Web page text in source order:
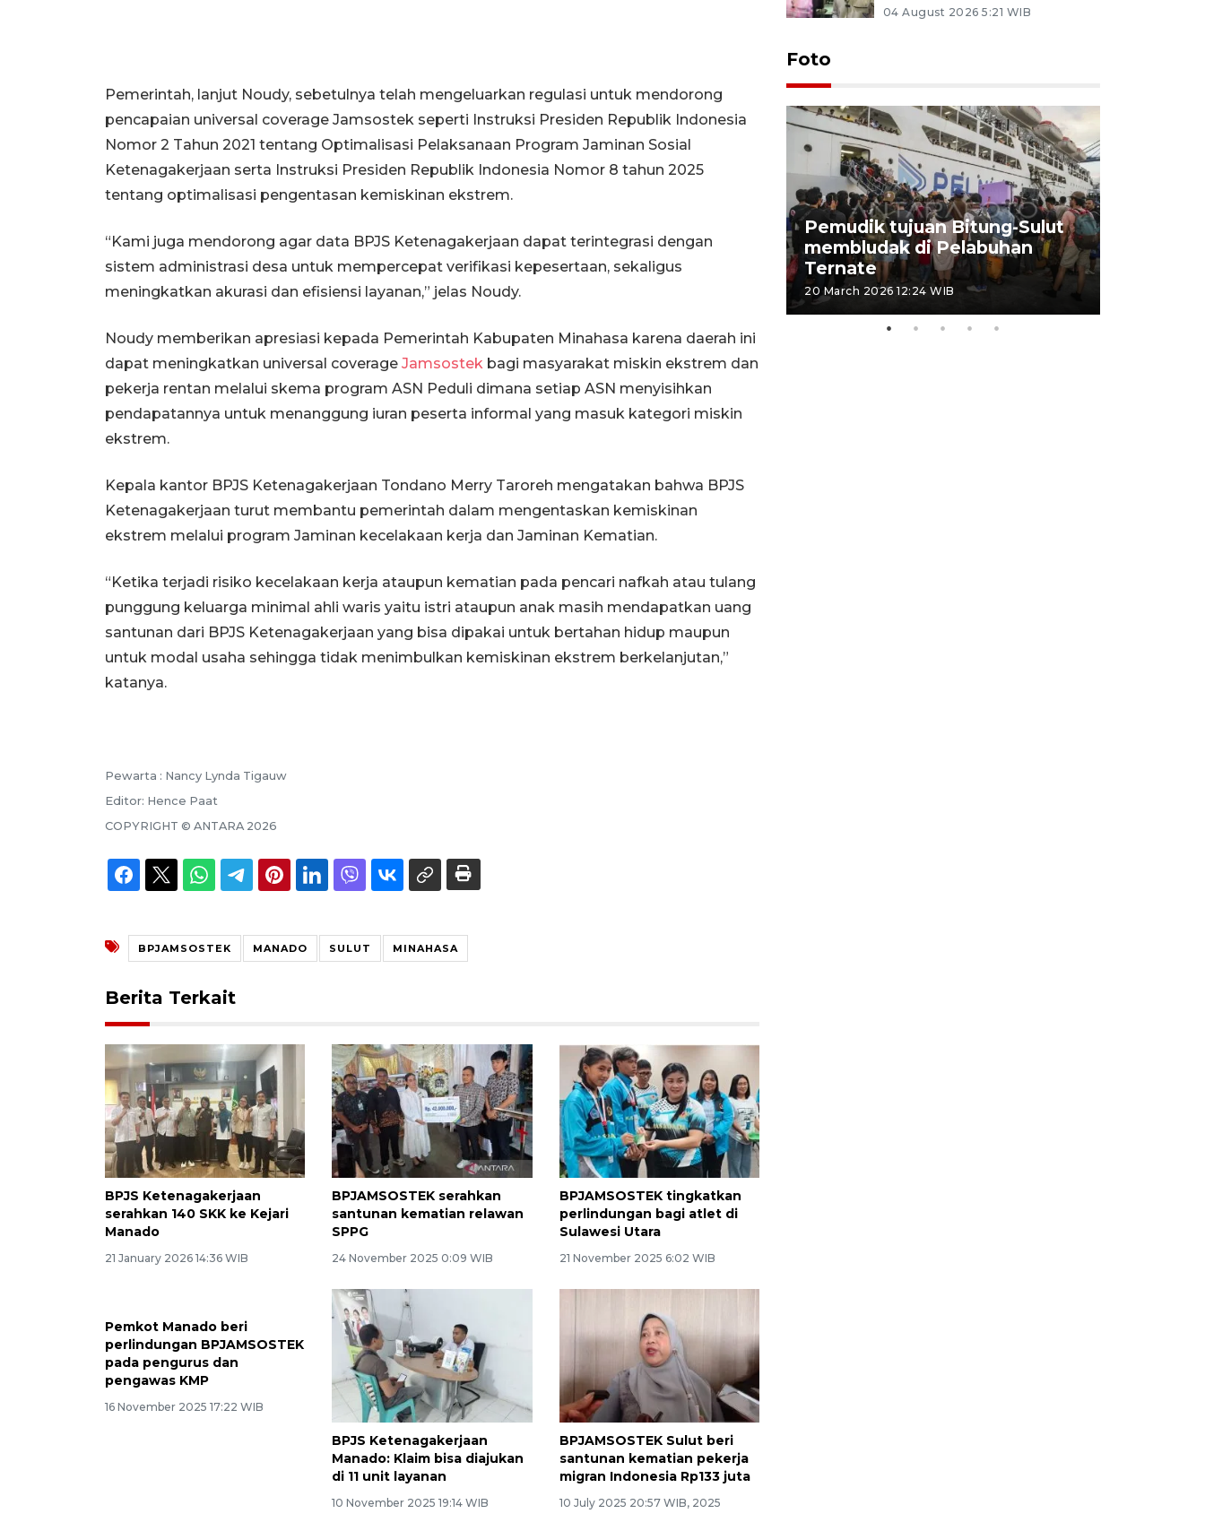
Pemerintah, lanjut Noudy, sebetulnya telah mengeluarkan regulasi untuk mendorong
pencapaian universal coverage Jamsostek seperti Instruksi Presiden Republik Indonesia
Nomor 2 Tahun 2021 tentang Optimalisasi Pelaksanaan Program Jaminan Sosial
Ketenagakerjaan serta Instruksi Presiden Republik Indonesia Nomor 8 tahun 2025
tentang optimalisasi pengentasan kemiskinan ekstrem.
“Kami juga mendorong agar data BPJS Ketenagakerjaan dapat terintegrasi dengan
sistem administrasi desa untuk mempercepat verifikasi kepesertaan, sekaligus
meningkatkan akurasi dan efisiensi layanan,” jelas Noudy.
Noudy memberikan apresiasi kepada Pemerintah Kabupaten Minahasa karena daerah ini
dapat meningkatkan universal coverage Jamsostek bagi masyarakat miskin ekstrem dan
pekerja rentan melalui skema program ASN Peduli dimana setiap ASN menyisihkan
pendapatannya untuk menanggung iuran peserta informal yang masuk kategori miskin
ekstrem.
Kepala kantor BPJS Ketenagakerjaan Tondano Merry Taroreh mengatakan bahwa BPJS
Ketenagakerjaan turut membantu pemerintah dalam mengentaskan kemiskinan
ekstrem melalui program Jaminan kecelakaan kerja dan Jaminan Kematian.
“Ketika terjadi risiko kecelakaan kerja ataupun kematian pada pencari nafkah atau tulang
punggung keluarga minimal ahli waris yaitu istri ataupun anak masih mendapatkan uang
santunan dari BPJS Ketenagakerjaan yang bisa dipakai untuk bertahan hidup maupun
untuk modal usaha sehingga tidak menimbulkan kemiskinan ekstrem berkelanjutan,”
katanya.
Pewarta : Nancy Lynda Tigauw
Editor: Hence Paat
COPYRIGHT © ANTARA 2026
BPJAMSOSTEK MANADO SULUT MINAHASA
Berita Terkait
BPJS Ketenagakerjaan
serahkan 140 SKK ke Kejari
Manado
21 January 2026 14:36 WIB
BPJAMSOSTEK serahkan
santunan kematian relawan
SPPG
24 November 2025 0:09 WIB
BPJAMSOSTEK tingkatkan
perlindungan bagi atlet di
Sulawesi Utara
21 November 2025 6:02 WIB
Pemkot Manado beri
perlindungan BPJAMSOSTEK
pada pengurus dan
pengawas KMP
16 November 2025 17:22 WIB
BPJS Ketenagakerjaan
Manado: Klaim bisa diajukan
di 11 unit layanan
10 November 2025 19:14 WIB
BPJAMSOSTEK Sulut beri
santunan kematian pekerja
migran Indonesia Rp133 juta
10 July 2025 20:57 WIB, 2025
04 August 2026 5:21 WIB
Foto
Bank Citra: Dirgahayu ke-61
Provinsi Sulut
23 September 2025 18:08 WIB
Pemudik tujuan Bitung-Sulut
membludak di Pelabuhan
Ternate
20 March 2026 12:24 WIB